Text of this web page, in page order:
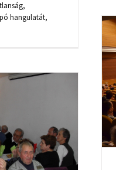
hangulatát,
AZ RMDSZ